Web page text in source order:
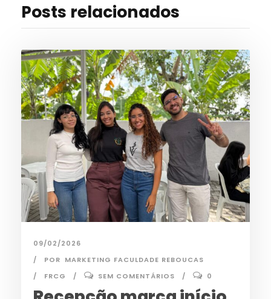
Posts relacionados
09/02/2026
POR MARKETING FACULDADE REBOUCAS
FRCG
SEM COMENTÁRIOS 0